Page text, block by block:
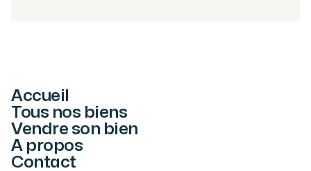
Accueil
Tous nos biens
Vendre son bien
A propos
Contact